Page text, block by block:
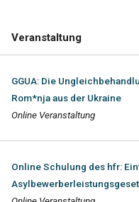
Veranstaltung
GGUA: Die
Rom*nja aus der Ukraine
Online Veranstaltung
Online Schulung des hfr: